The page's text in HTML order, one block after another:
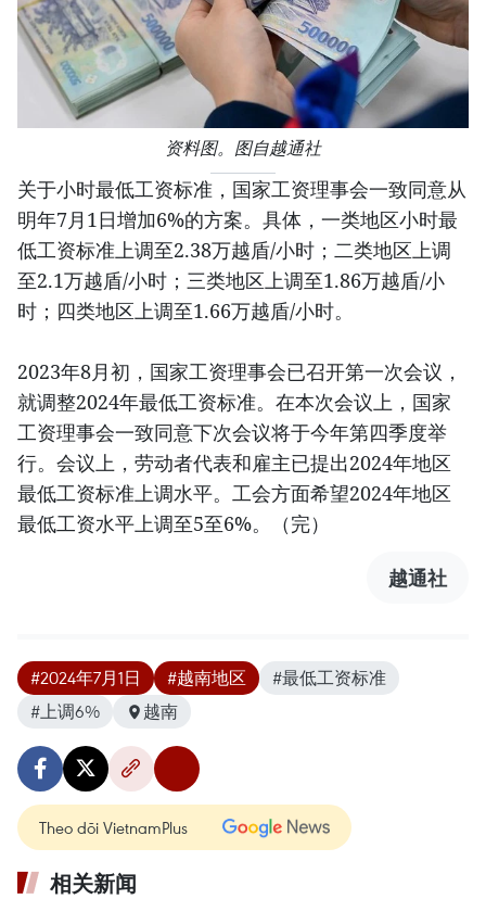
资料图。图自越通社
关于小时最低工资标准，国家工资理事会一致同意从
明年7月1日增加6%的方案。具体，一类地区小时最
低工资标准上调至2.38万越盾/小时；二类地区上调
至2.1万越盾/小时；三类地区上调至1.86万越盾/小
时；四类地区上调至1.66万越盾/小时。
2023年8月初，国家工资理事会已召开第一次会议，
就调整2024年最低工资标准。在本次会议上，国家
工资理事会一致同意下次会议将于今年第四季度举
行。会议上，劳动者代表和雇主已提出2024年地区
最低工资标准上调水平。工会方面希望2024年地区
最低工资水平上调至5至6%。（完）
越通社
#2024年7月1日 #越南地区
#最低工资标准
#上调6%
越南
Theo dõi VietnamPlus
相关新闻